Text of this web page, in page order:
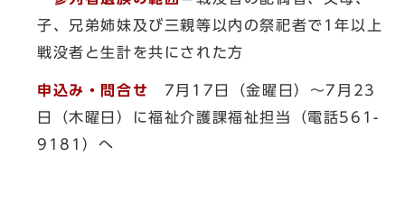
子、兄弟姉妹及び三親等以内の祭祀者で1年以上
戦没者と生計を共にされた方
申込み・問合せ
7月17日（金曜日）～7月23
日（木曜日）に福祉介護課福祉担当（電話561-
9181）へ